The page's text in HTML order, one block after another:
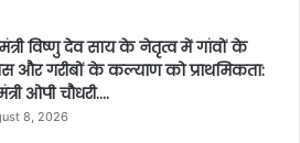
विष्णु देव साय के नेतृत्व में गांवों के
और गरीबों के कल्याण को प्राथमिकता:
ओपी चौधरी….
8, 2026